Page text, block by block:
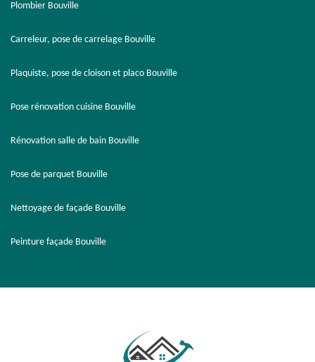
Plombier Bouville
Carreleur, pose de carrelage Bouville
Plaquiste, pose de cloison et placo Bouville
Pose rénovation cuisine Bouville
Rénovation salle de bain Bouville
Pose de parquet Bouville
Nettoyage de façade Bouville
Peinture façade Bouville